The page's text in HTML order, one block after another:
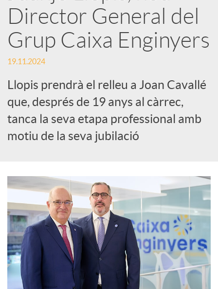
l
i
c
a
o
r
d
e
Director General del
Grup Caixa Enginyers
19.11.2024
Llopis prendrà el relleu a Joan Cavallé
que, després de 19 anys al càrrec,
tanca la seva etapa professional amb
motiu de la seva jubilació